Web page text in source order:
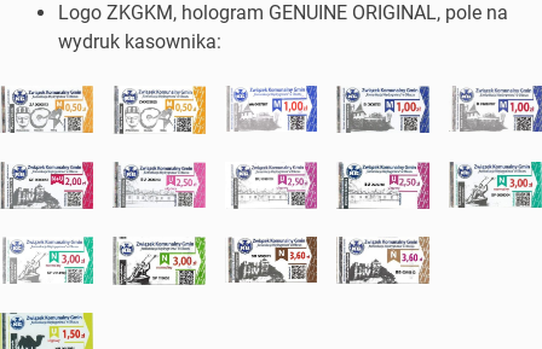
Logo ZKGKM, hologram GENUINE ORIGINAL, pole na
wydruk kasownika: